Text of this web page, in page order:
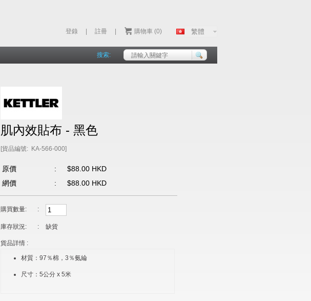
購物車 (0)
登錄 註冊
搜索:
肌內效貼布 - 黑色
[貨品編號: KA-566-000]
原價 :
$88.00 HKD
網價
: $88.00 HKD
購買數量: :
庫存狀況: : 缺貨
貨品詳情 :
材質：97％棉，3％氨綸
尺寸：5公分 x 5米